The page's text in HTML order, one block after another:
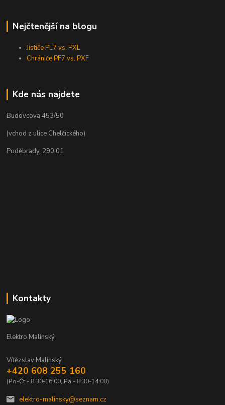
Nejčtenější na blogu
Jističe PL7 vs. PXL
Chrániče PF7 vs. PXF
Kde nás najdete
Budovcova 453/50
(vchod z ulice Chelčického)
Poděbrady, 290 01
Kontakty
Elektro Malínský
Vítězslav Malínský
+420 608 255 160
(Po-Čt - 8:30-16:00, Pá - 8:30-14:00)
elektro-malinsky@seznam.cz